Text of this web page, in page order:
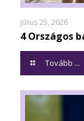
július 25, 2026
4 Országos
Tovább ...